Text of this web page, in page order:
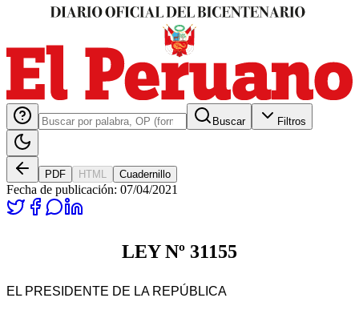
Buscar Filtros
PDF HTML Cuadernillo
Fecha de publicación: 07/04/2021
LEY Nº 31155
EL PRESIDENTE DE LA REPÚBLICA